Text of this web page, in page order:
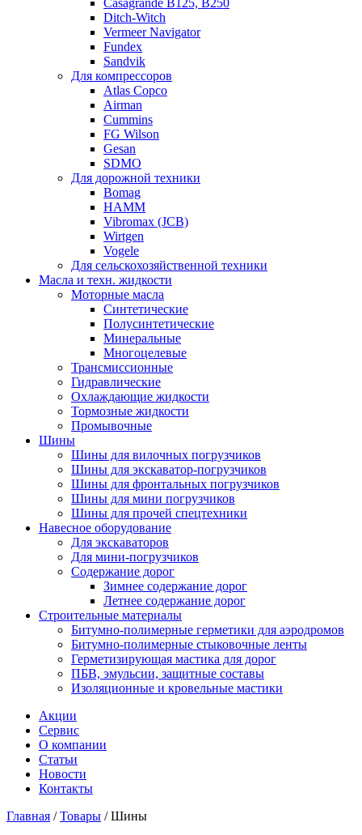
Ditch-Witch
Vermeer Navigator
Fundex
Sandvik
Для компрессоров
Atlas Copco
Airman
Cummins
FG Wilson
Gesan
SDMO
Для дорожной техники
Bomag
HAMM
Vibromax (JCB)
Wirtgen
Vogele
Для сельскохозяйственной техники
Масла и техн. жидкости
Моторные масла
Синтетические
Полусинтетические
Минеральные
Многоцелевые
Трансмиссионные
Гидравлические
Охлаждающие жидкости
Тормозные жидкости
Промывочные
Шины
Шины для вилочных погрузчиков
Шины для экскаватор-погрузчиков
Шины для фронтальных погрузчиков
Шины для мини погрузчиков
Шины для прочей спецтехники
Навесное оборудование
Для экскаваторов
Для мини-погрузчиков
Содержание дорог
Зимнее содержание дорог
Летнее содержание дорог
Строительные материалы
Битумно-полимерные герметики для аэродромов
Битумно-полимерные стыковочные ленты
Герметизирующая мастика для дорог
ПБВ, эмульсии, защитные составы
Изоляционные и кровельные мастики
Акции
Сервис
О компании
Статьи
Новости
Контакты
Главная /Товары /Шины